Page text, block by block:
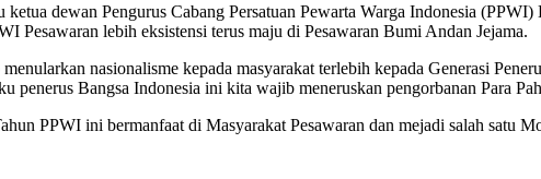
ketua dewan Pengurus Cabang Persatuan Pewarta Warga Indonesia
Pesawaran lebih eksistensi terus maju di Pesawaran Bumi Andan Jejama.
nasionalisme kepada masyarakat terlebih kepada Generasi
penerus Bangsa Indonesia ini kita wajib meneruskan pengorbanan Para
PPWI ini bermanfaat di Masyarakat Pesawaran dan mejadi salah satu